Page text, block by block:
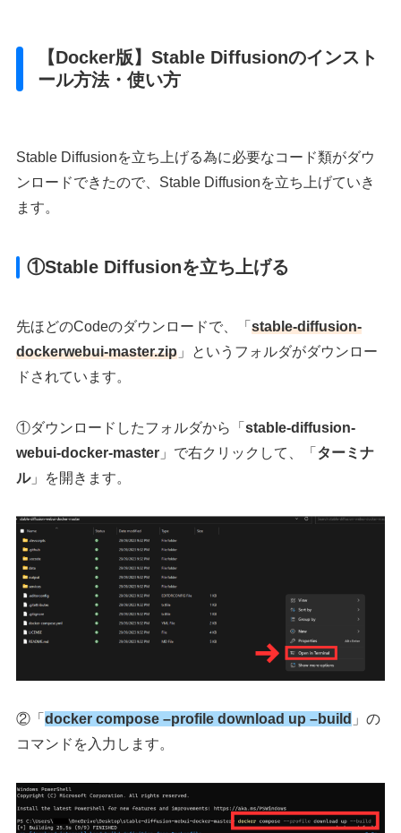
【Docker版】Stable Diffusionのインスト
ール方法・使い方
Stable Diffusionを立ち上げる為に必要なコード類がダウ
ンロードできたので、Stable Diffusionを立ち上げていき
ます。
①Stable Diffusionを立ち上げる
先ほどのCodeのダウンロードで、「stable-diffusion-
dockerwebui-master.zip 」というフォルダがダウンロー
ドされています。
①ダウンロードしたフォルダから「stable-diffusion-
webui-docker-master 」で右クリックして、「 ターミナ
ル」を開きます。
②「docker compose –profile download up –build 」の
コマンドを入力します。